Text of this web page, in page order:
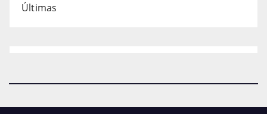
Últimas